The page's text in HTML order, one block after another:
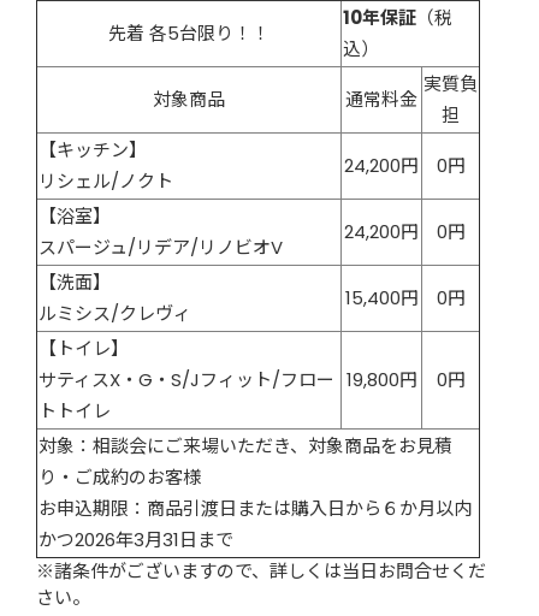
先着 各5台限り！！
10年保証 （税
込）
対象商品
通常料金
実質負
担
【キッチン】
リシェル/ノクト
24,200円
0円
【浴室】
スパージュ/リデア/リノビオV
24,200円
0円
【洗面】
ルミシス/クレヴィ
15,400円
0円
【トイレ】
サティスX・G・S/Jフィット/フロー
トトイレ
19,800円 0円
対象：相談会にご来場いただき、対象商品をお見積
り・ご成約のお客様
お申込期限：商品引渡日または購入日から６か月以内
かつ2026年3月31日まで
※諸条件がございますので、詳しくは当日お問合せくだ
さい。